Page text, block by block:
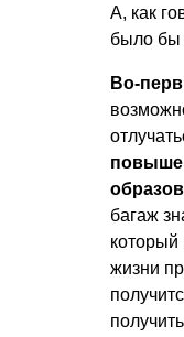
А, как
было бы
Во-
багаж
который
жизни